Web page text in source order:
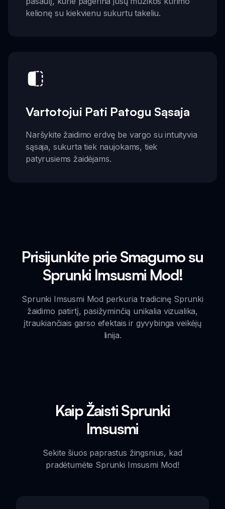
kelionę su kiekvienu sukurtu takeliu.
Vartotojui Pati Patogu Sąsaja
Naršykite žaidimo erdvę be vargo su intuityvia
sąsaja, sukurta tiek naujokams, tiek
patyrusiems žaidėjams.
Prisijunkite prie Smagumo su
Sprunki Imsusmi Mod!
Sprunki Imsusmi Mod perkuria tradicinę Sprunki
žaidimo patirtį, pasižyminčią unikalia vizualika,
įtraukiančiais garso efektais ir gyvybinga veikėjų
linija.
Kaip Žaisti Sprunki
Imsusmi
Sekite šiuos paprastus žingsnius, kad
pradėtumėte Sprunki Imsusmi Mod!